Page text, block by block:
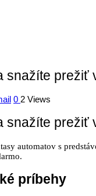
snažíte prežiť
0 2 Views
snažíte prežiť
automatov s
príbehy